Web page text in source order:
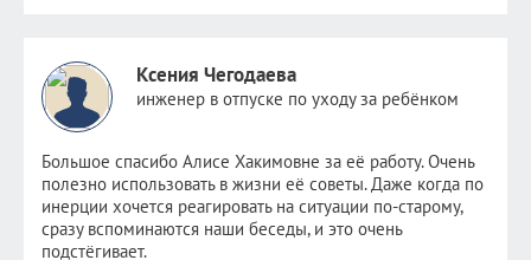
силах, обратилась к Алисе.
После консультаций в голове отложились рекомендации
психолога, старалась следовать всем советам, но сердцу
не прикажешь: по-прежнему было очень больно видеть
новые отношения прежде любимого человека. Но потом
я и сама не заметила как стала снова видеть других
парней. Как открыла ранее заблокированные страницы.
Как мне стало не совсем безразлично, но значительно
легче. Как мне снова стало нравиться держать кого-то
Ксения Чегодаева
инженер в отпуске по уходу за ребёнком
Большое спасибо Алисе Хакимовне за её работу. Очень
полезно использовать в жизни её советы. Даже когда по
инерции хочется реагировать на ситуации по-старому,
сразу вспоминаются наши беседы, и это очень
подстёгивает.